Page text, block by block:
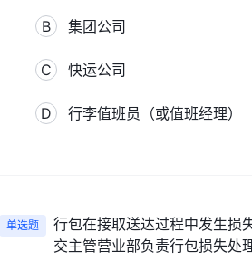
B 集团公司
C 快运公司
D 行李值班员（或值班经理）
单选题
行包在接取送达过程中发生损
交主管营业部负责行包损失处